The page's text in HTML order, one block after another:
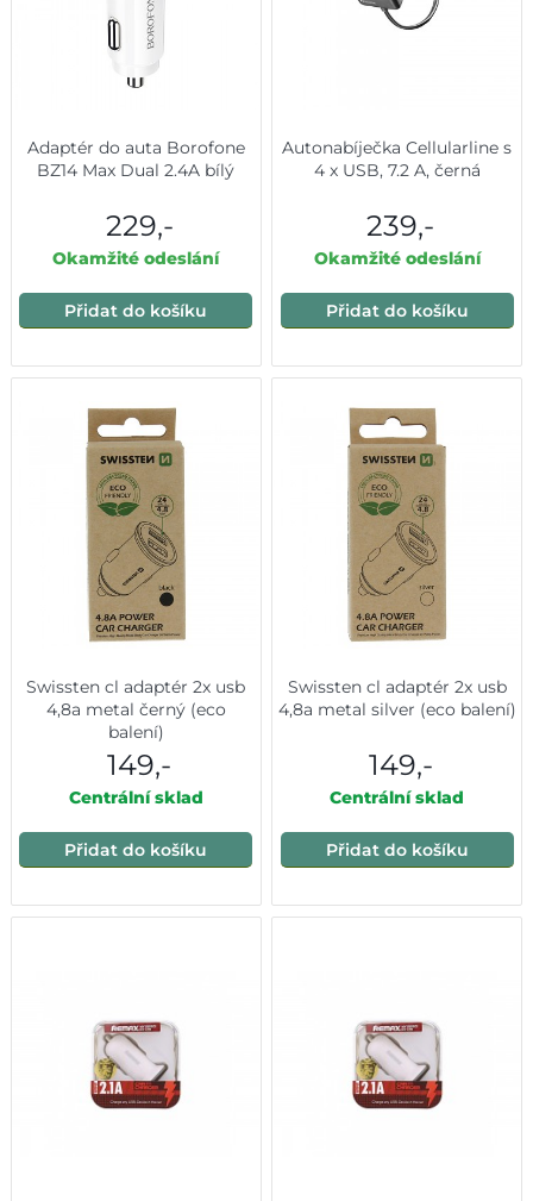
Adaptér do auta Borofone
BZ14 Max Dual 2.4A bílý
229,-
Okamžité odeslání
Přidat do košíku
Autonabíječka Cellularline s
4 x USB, 7.2 A, černá
239,-
Okamžité odeslání
Přidat do košíku
Swissten cl adaptér 2x usb
4,8a metal černý (eco
balení)
149,-
Centrální sklad
Přidat do košíku
Swissten cl adaptér 2x usb
4,8a metal silver (eco balení)
149,-
Centrální sklad
Přidat do košíku